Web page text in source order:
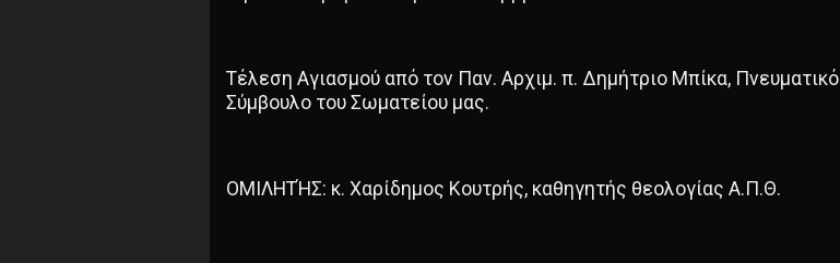
Τέλεση Αγιασμού από τον Παν. Αρχιμ. π. Δημήτριο Μπίκα, Πνευματικό
Σύμβουλο του Σωματείου μας.
ΟΜΙΛΗΤΉΣ: κ. Χαρίδημος Κουτρής, καθηγητής θεολογίας Α.Π.Θ.